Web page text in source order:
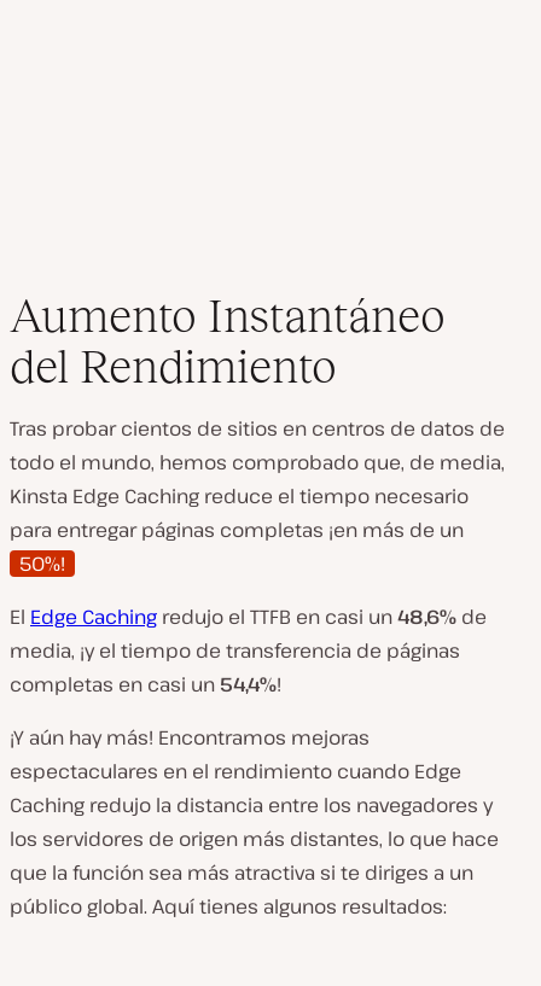
Aumento Instantáneo
del Rendimiento
Tras probar cientos de sitios en centros de datos de
todo el mundo, hemos comprobado que, de media,
Kinsta Edge Caching reduce el tiempo necesario
para entregar páginas completas ¡en más de un
50%!
El Edge Caching redujo el TTFB en casi un48,6% de
media, ¡y el tiempo de transferencia de páginas
completas en casi un 54,4%!
¡Y aún hay más! Encontramos mejoras
espectaculares en el rendimiento cuando Edge
Caching redujo la distancia entre los navegadores y
los servidores de origen más distantes, lo que hace
que la función sea más atractiva si te diriges a un
público global. Aquí tienes algunos resultados: